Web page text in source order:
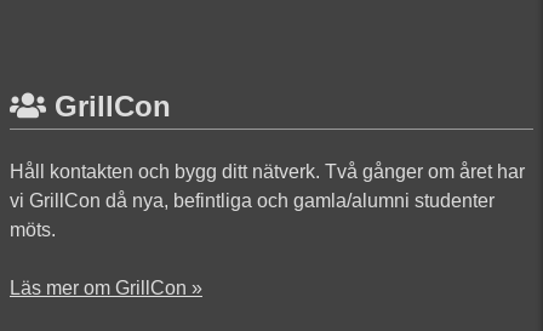
GrillCon
Håll kontakten och bygg ditt nätverk. Två gånger om året har
vi GrillCon då nya, befintliga och gamla/alumni studenter
möts.
Läs mer om GrillCon »